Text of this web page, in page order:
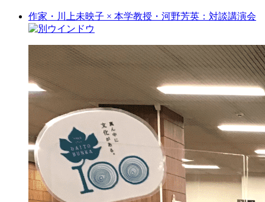
作家・川上未映子 × 本学教授・河野芳英：対談講演会